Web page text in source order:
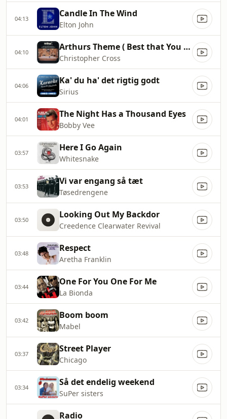
04:13 Candle In The Wind
Elton John
04:10 Arthurs Theme ( Best that You Can Do )
Christopher Cross
04:06 Ka' du ha' det rigtig godt
Sirius
04:01 The Night Has a Thousand Eyes
Bobby Vee
03:57 Here I Go Again
Whitesnake
03:53 Vi var engang så tæt
Tøsedrengene
03:50 Looking Out My Backdor
Creedence Clearwater Revival
03:48 Respect
Aretha Franklin
03:44 One For You One For Me
La Bionda
03:42 Boom boom
Mabel
03:37 Street Player
Chicago
03:34 Så det endelig weekend
SuPer sisters
Radio